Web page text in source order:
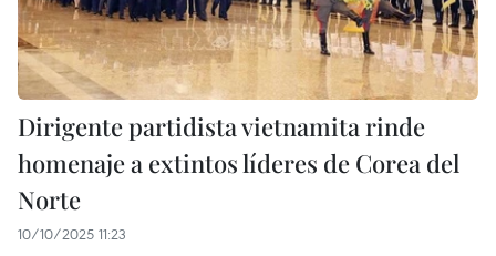
Dirigente partidista vietnamita rinde
homenaje a extintos líderes de Corea del
Norte
10/10/2025 11:23